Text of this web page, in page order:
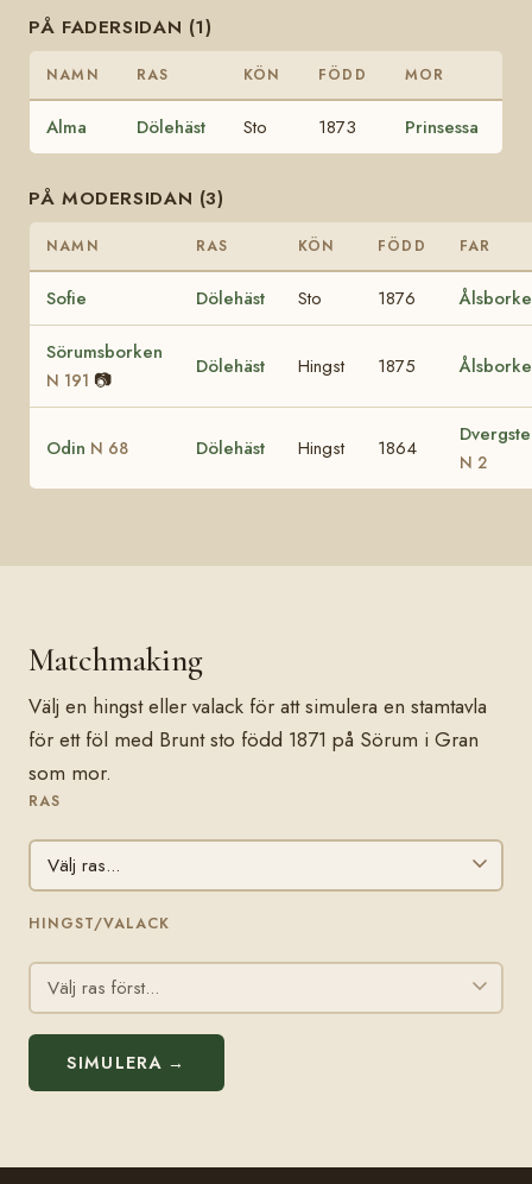
PÅ FADERSIDAN (1)
NAMN RAS KÖN FÖDD MOR
Alma Dölehäst Sto 1873 Prinsessa
PÅ MODERSIDAN (3)
NAMN RAS KÖN FÖDD FAR
Sofie Dölehäst Sto 1876
Sörumsborken
N 191 📷
Dölehäst Hingst 1875
Odin N 68 Dölehäst Hingst 1864
N 2
Matchmaking
Välj en hingst eller valack för att simulera en stamtavla
för ett föl med Brunt sto född 1871 på Sörum i Gran
som mor.
RAS
HINGST/VALACK
SIMULERA →